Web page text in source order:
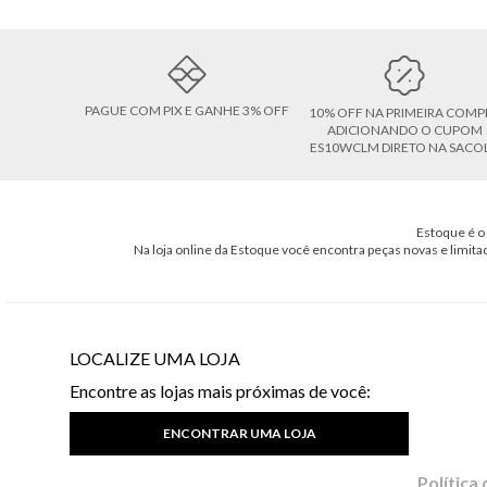
PAGUE COM PIX E GANHE 3% OFF
10% OFF NA PRIMEIRA
ADICIONANDO O CUPOM
ES10WCLM DIRETO NA
Estoque é
Na loja online da Estoque você encontra peças novas e
LOCALIZE UMA LOJA
Encontre as lojas mais próximas de você:
ENCONTRAR UMA LOJA